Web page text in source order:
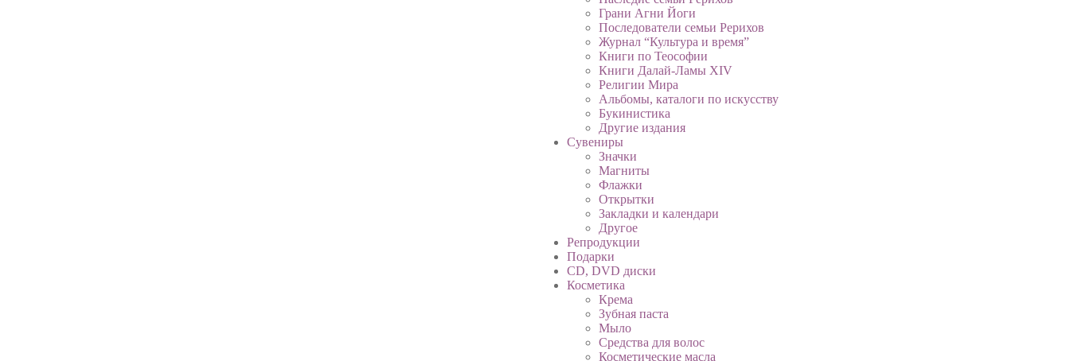
Грани Агни Йоги
Последователи семьи Рерихов
Журнал “Культура и время”
Книги по Теософии
Книги Далай-Ламы XIV
Религии Мира
Альбомы, каталоги по искусству
Букинистика
Другие издания
Сувениры
Значки
Магниты
Флажки
Открытки
Закладки и календари
Другое
Репродукции
Подарки
CD, DVD диски
Косметика
Крема
Зубная паста
Мыло
Средства для волос
Косметические масла